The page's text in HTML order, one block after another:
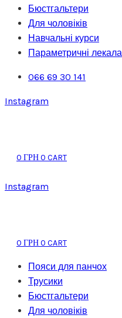
Бюстгальтери
Для чоловіків
Навчальні курси
Параметричні лекала
066 69 30 141
Instagram
0 ГРН 0 CART
Instagram
0 ГРН 0 CART
Пояси для панчох
Трусики
Бюстгальтери
Для чоловіків